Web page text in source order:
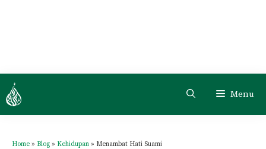
Menu
Home » Blog » Kehidupan » Menambat Hati Suami